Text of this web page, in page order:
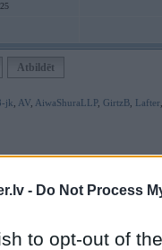
- Do Not Process
to opt-out of
Atbildēt
jk AV AiwaShuraLLP, GirtzB Lafter
un nav saistīts ar
Galvena|